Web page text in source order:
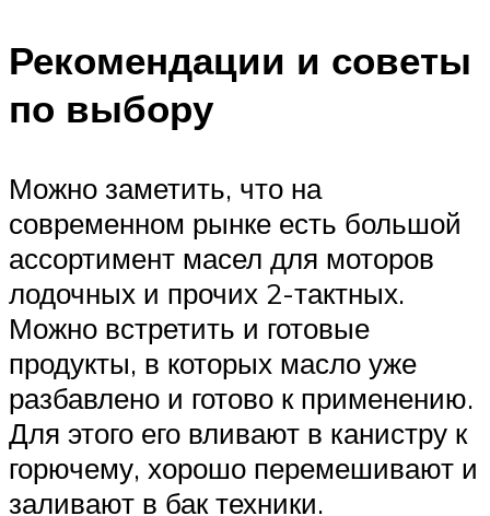
Рекомендации и советы
по выбору
Можно заметить, что на
современном рынке есть большой
ассортимент масел для моторов
лодочных и прочих 2-тактных.
Можно встретить и готовые
продукты, в которых масло уже
разбавлено и готово к применению.
Для этого его вливают в канистру к
горючему, хорошо перемешивают и
заливают в бак техники.